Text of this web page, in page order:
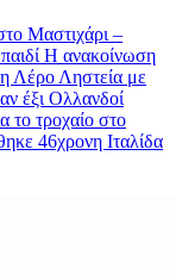
Μαστιχάρι –
Η ανακοίνωση
Λέρο Ληστεία με
έξι Ολλανδοί
το τροχαίο στο
46χρονη Ιταλίδα